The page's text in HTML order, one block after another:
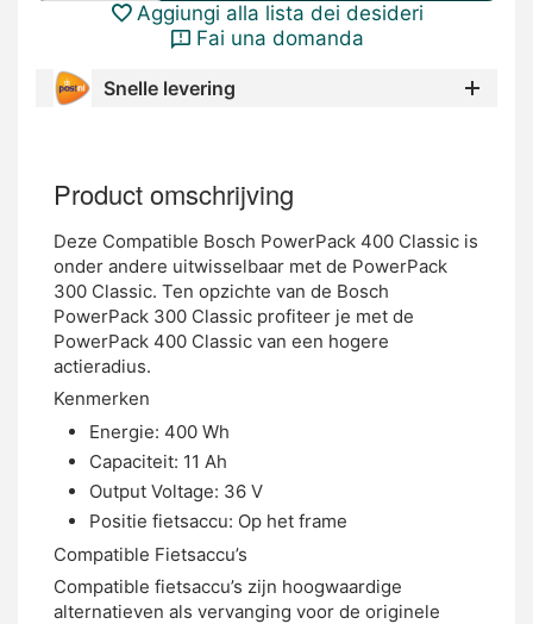
Aggiungi alla lista dei desideri
Fai una domanda
Snelle levering
Product omschrijving
Deze Compatible Bosch PowerPack 400 Classic is
onder andere uitwisselbaar met de PowerPack
300 Classic. Ten opzichte van de Bosch
PowerPack 300 Classic profiteer je met de
PowerPack 400 Classic van een hogere
actieradius.
Kenmerken
Energie: 400 Wh
Capaciteit: 11 Ah
Output Voltage: 36 V
Positie fietsaccu: Op het frame
Compatible Fietsaccu’s
Compatible fietsaccu’s zijn hoogwaardige
alternatieven als vervanging voor de originele